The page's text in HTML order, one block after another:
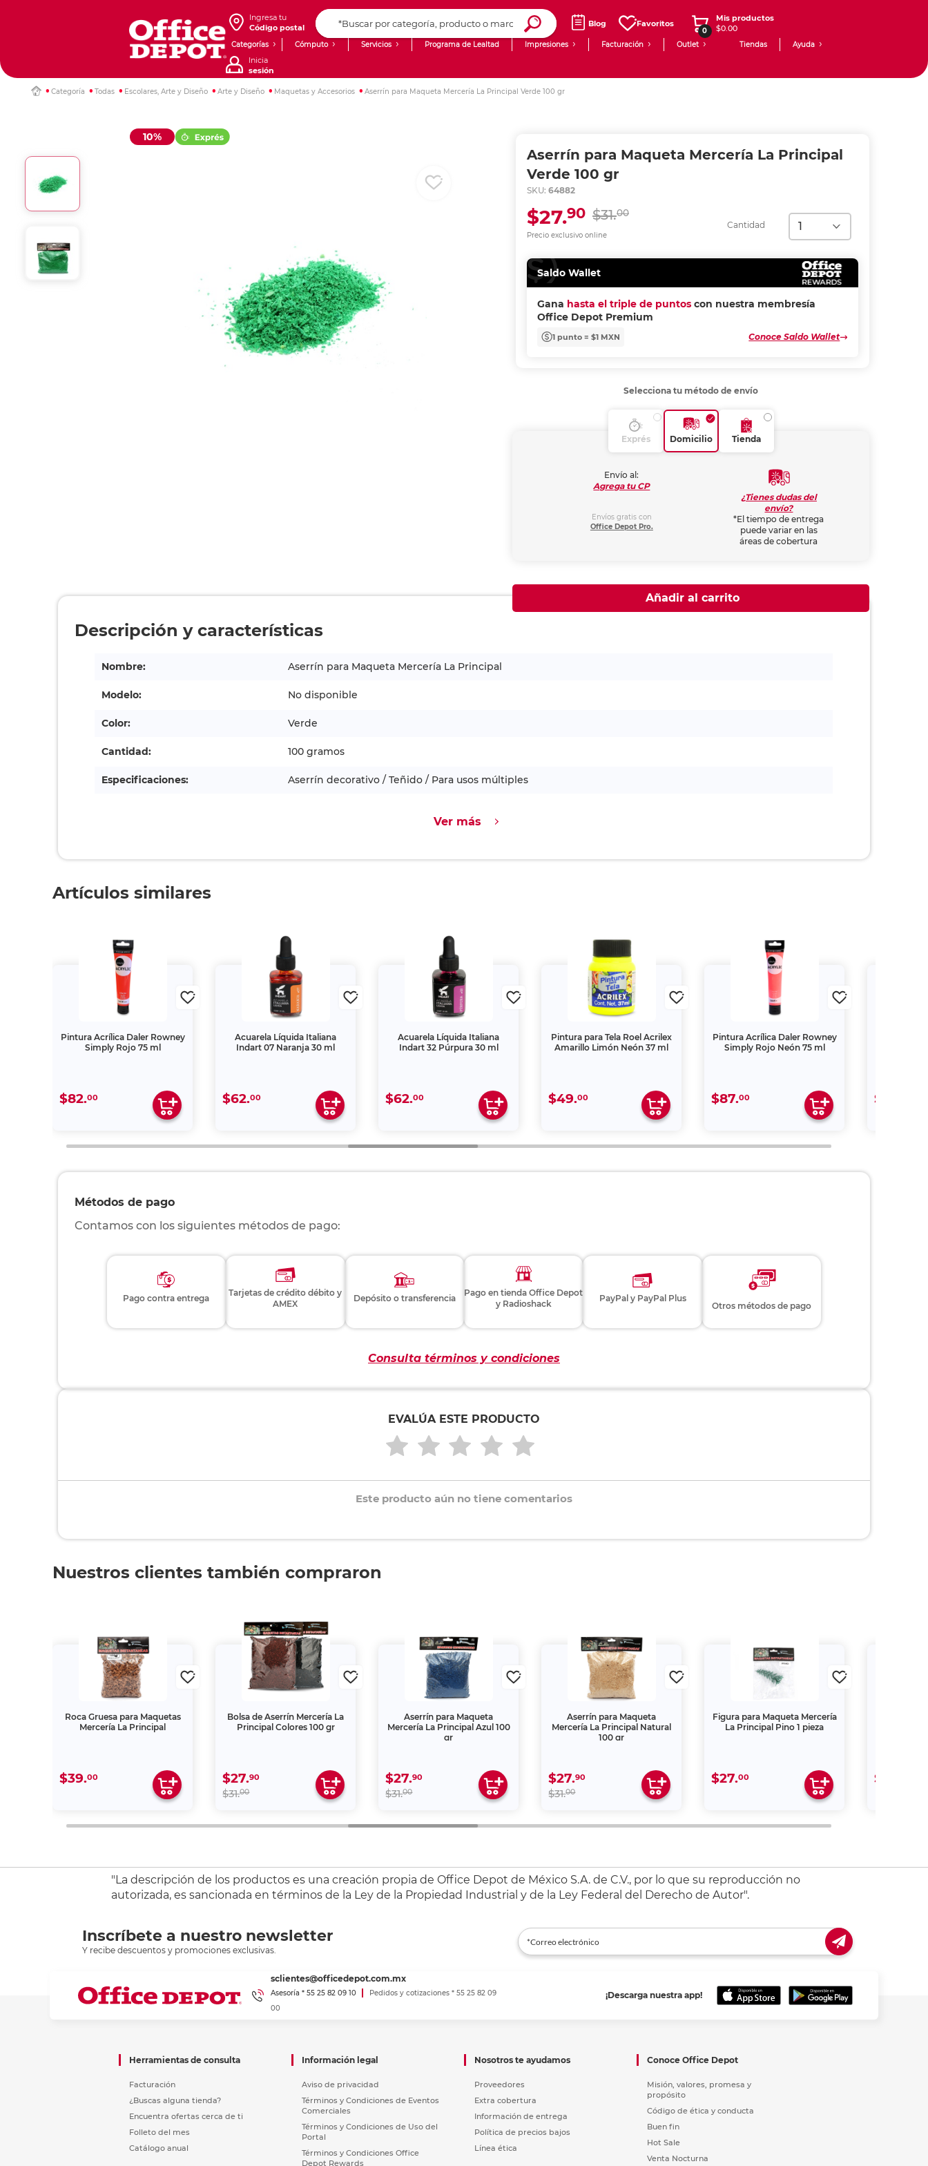
Ingresa tu
Código postal
Blog Favoritos
0
Mis productos
$0.00
Categorías Cómputo Servicios Programa de Lealtad Impresiones Facturación Outlet Tiendas Ayuda
Inicia
sesión
Categoría Todas Escolares, Arte y Diseño Arte y Diseño Maquetas y Accesorios Aserrín para Maqueta Mercería La Principal Verde 100 gr
10%
Aserrín para Maqueta Mercería La Principal
Verde 100 gr
SKU: 64882
Cantidad
Precio exclusivo online
$31.00
$27.90
Saldo Wallet
Gana hasta el triple de puntos con nuestra membresía
Office Depot Premium
1 punto = $1 MXN Conoce Saldo Wallet
Selecciona tu método de envío
Exprés Domicilio Tienda
Envío al:
Agrega tu CP
Envíos gratis con
Office Depot Pro.
¿Tienes dudas del
envío?
*El tiempo de entrega
puede variar en las
áreas de cobertura
Añadir al carrito
Descripción y características
Nombre: Aserrín para Maqueta Mercería La Principal
Modelo: No disponible
Color: Verde
Cantidad: 100 gramos
Especificaciones: Aserrín decorativo / Teñido / Para usos múltiples
Ver más
Artículos similares
Pintura Acrílica Daler Rowney
Simply Rojo 75 ml
$82.00
Acuarela Líquida Italiana
Indart 07 Naranja 30 ml
$62.00
Acuarela Líquida Italiana
Indart 32 Púrpura 30 ml
$62.00
Pintura para Tela Roel Acrilex
Amarillo Limón Neón 37 ml
$49.00
Pintura Acrílica Daler Rowney
Simply Rojo Neón 75 ml
$87.00 $62.
Métodos de pago
Contamos con los siguientes métodos de pago:
Pago contra entrega
Tarjetas de crédito débito y
AMEX
Depósito o transferencia
Pago en tienda Office Depot
y Radioshack
PayPal y PayPal Plus
Otros métodos de pago
Consulta términos y condiciones
EVALÚA ESTE PRODUCTO
Este producto aún no tiene comentarios
Nuestros clientes también compraron
Roca Gruesa para Maquetas
Mercería La Principal
$39.00
Bolsa de Aserrín Mercería La
Principal Colores 100 gr
$27.90
$31.00
Aserrín para Maqueta
Mercería La Principal Azul 100
gr
$27.90
$31.00
Aserrín para Maqueta
Mercería La Principal Natural
100 gr
$27.90
$31.00
Figura para Maqueta Mercería
La Principal Pino 1 pieza
$27.00 $69.
"La descripción de los productos es una creación propia de Office Depot de México S.A. de C.V., por lo que su reproducción no
autorizada, es sancionada en términos de la Ley de la Propiedad Industrial y de la Ley Federal del Derecho de Autor".
Inscríbete a nuestro newsletter
Y recibe descuentos y promociones exclusivas.
¡Descarga nuestra app!
sclientes@officedepot.com.mx
Asesoría * 55 25 82 09 10
Pedidos y cotizaciones * 55 25 82 09
00
Herramientas de consulta
Facturación
¿Buscas alguna tienda?
Encuentra ofertas cerca de ti
Folleto del mes
Catálogo anual
Información legal
Aviso de privacidad
Términos y Condiciones de Eventos
Comerciales
Términos y Condiciones de Uso del
Portal
Términos y Condiciones Office
Depot Rewards
Nosotros te ayudamos
Proveedores
Extra cobertura
Información de entrega
Política de precios bajos
Línea ética
Conoce Office Depot
Misión, valores, promesa y
propósito
Código de ética y conducta
Buen fin
Hot Sale
Venta Nocturna